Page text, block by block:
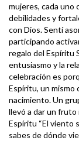
mujeres, cada uno
debilidades y
con Dios. Sentí
participando
regalo del Espíritu
entusiasmo y la
celebración es
Espíritu, un mismo
nacimiento. Un
llevó a dar un fruto
Espíritu “El viento
sabes de dónde